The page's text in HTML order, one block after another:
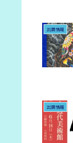
出展情報
出展情報